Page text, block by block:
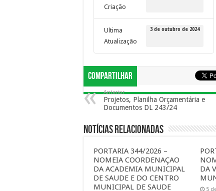
Criação
Ultima
Atualização
3 de outubro de 2024
Compartilhar
Anterior
Projetos, Planilha Orçamentária e
Documentos DL 243/24
Notícias Relacionadas
PORTARIA 344/2026 –
NOMEIA COORDENAÇAO
DA ACADEMIA MUNICIPAL
DE SAUDE E DO CENTRO
MUNICIPAL DE SAUDE
DA
5